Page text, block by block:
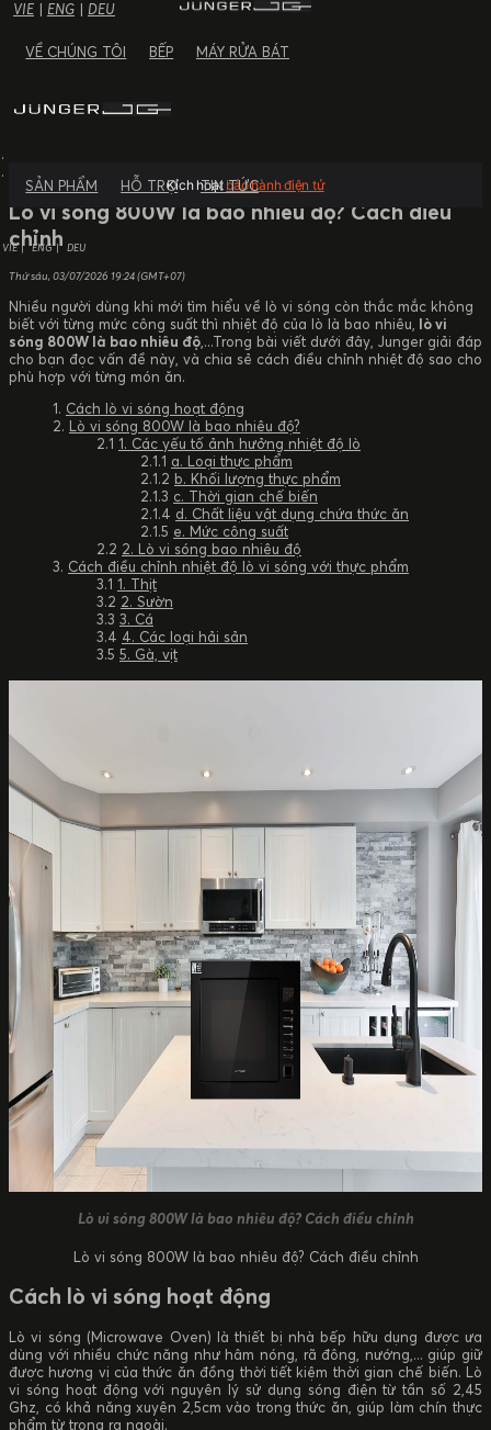
VỀ CHÚNG TÔI BẾP MÁY RỬA BÁT
SẢN PHẨM HỖ TRỢ TIN TỨC
VIE ENG DEU
Kích hoạt bảo hành điện tử
TIN TỨC
Lò vi sóng 800W là bao nhiêu độ? Cách điều
chỉnh
Thứ sáu, 03/07/2026 19:24 (GMT+07)
Nhiều người dùng khi mới tìm hiểu về lò vi sóng còn thắc mắc không
biết với từng mức công suất thì nhiệt độ của lò là bao nhiêu, lò vi
sóng 800W là bao nhiêu độ ,...Trong bài viết dưới đây, Junger giải đáp
cho bạn đọc vấn đề này, và chia sẻ cách điều chỉnh nhiệt độ sao cho
phù hợp với từng món ăn.
Cách lò vi sóng hoạt động
Lò vi sóng 800W là bao nhiêu độ?
1. Các yếu tố ảnh hưởng nhiệt độ lò
a. Loại thực phẩm
b. Khối lượng thực phẩm
c. Thời gian chế biến
d. Chất liệu vật dụng chứa thức ăn
e. Mức công suất
2. Lò vi sóng bao nhiêu độ
Cách điều chỉnh nhiệt độ lò vi sóng với thực phẩm
1. Thịt
2. Sườn
3. Cá
4. Các loại hải sản
5. Gà, vịt
Lò vi sóng 800W là bao nhiêu độ? Cách điều chỉnh
Lò vi sóng 800W là bao nhiêu độ? Cách điều chỉnh
Cách lò vi sóng hoạt động
Lò vi sóng (Microwave Oven) là thiết bị nhà bếp hữu dụng được ưa
dùng với nhiều chức năng như hâm nóng, rã đông, nướng,... giúp giữ
được hương vị của thức ăn đồng thời tiết kiệm thời gian chế biến. Lò
vi sóng hoạt động với nguyên lý sử dụng sóng điện từ tần số 2,45
Ghz, có khả năng xuyên 2,5cm vào trong thức ăn, giúp làm chín thực
phẩm từ trong ra ngoài.
VIE | ENG | DEU